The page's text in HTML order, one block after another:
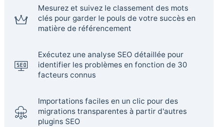
Mesurez et suivez le classement des mots
clés pour garder le pouls de votre succès en
matière de référencement
Exécutez une analyse SEO détaillée pour
identifier les problèmes en fonction de 30
facteurs connus
Importations faciles en un clic pour des
migrations transparentes à partir d'autres
plugins SEO